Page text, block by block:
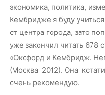
экономика, политика,
Кембридже я буду
от центра города, зато
уже закончил читать 678
«Оксфорд и Кембридж.
(Москва, 2012). Она,
очень рекомендую.